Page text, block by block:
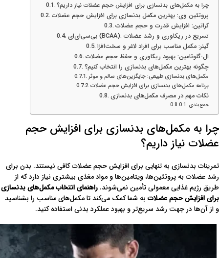
چرا به مکمل‌های بدنسازی برای افزایش حجم عضلات نیاز داریم؟
پروتئین وی: بهترین مکمل بدنسازی برای افزایش حجم عضلات
کراتین: افزایش قدرت و حجم عضلات
بی‌سی‌ای‌ای (BCAA): تسریع در ریکاوری و رشد عضلات
گینر: مکمل مناسب برای افراد لاغر و سخت‌افزا
ال-گلوتامین: بهبود ریکاوری و حفظ حجم عضلات
چگونه بهترین مکمل‌های بدنسازی را انتخاب کنیم؟
مکمل‌های بدنسازی طبیعی: جایگزین‌های سالم و موثر
برنامه مکمل‌های بدنسازی برای افزایش حجم عضلات
نکات مهم در مصرف مکمل‌های بدنسازی
جمع‌بندی
چرا به مکمل‌های بدنسازی برای افزایش حجم
عضلات نیاز داریم؟
تمرینات بدنسازی به تنهایی برای افزایش حجم عضلات کافی نیستند. بدن برای
رشد عضلات به پروتئین‌ها، ویتامین‌ها و مواد مغذی بیشتری نیاز دارد که از
طریق رژیم غذایی معمولی تأمین نمی‌شوند. راهنمای انتخاب مکمل‌های بدنسازی
برای افزایش حجم عضلات به شما کمک می‌کند تا مکمل‌های مناسب را بشناسید
و از آن‌ها در جهت رشد سریع‌تر و بهبود عملکرد بدنی استفاده کنید.